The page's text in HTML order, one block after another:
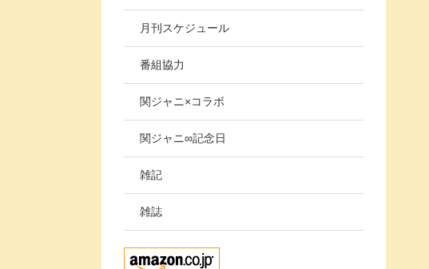
月刊スケジュール
番組協力
関ジャニ×コラボ
関ジャニ∞記念日
雑記
雑誌